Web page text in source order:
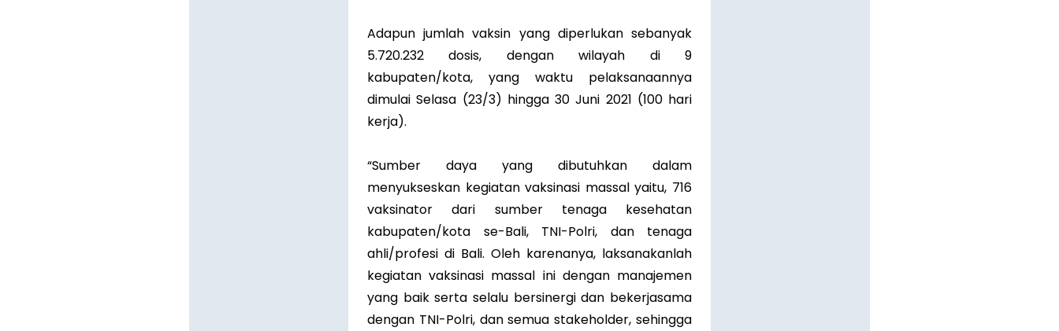
Adapun jumlah vaksin yang diperlukan sebanyak
5.720.232 dosis, dengan wilayah di 9
kabupaten/kota, yang waktu pelaksanaannya
dimulai Selasa (23/3) hingga 30 Juni 2021 (100 hari
kerja).
“Sumber daya yang dibutuhkan dalam
menyukseskan kegiatan vaksinasi massal yaitu, 716
vaksinator dari sumber tenaga kesehatan
kabupaten/kota se-Bali, TNI-Polri, dan tenaga
ahli/profesi di Bali. Oleh karenanya, laksanakanlah
kegiatan vaksinasi massal ini dengan manajemen
yang baik serta selalu bersinergi dan bekerjasama
dengan TNI-Polri, dan semua stakeholder, sehingga